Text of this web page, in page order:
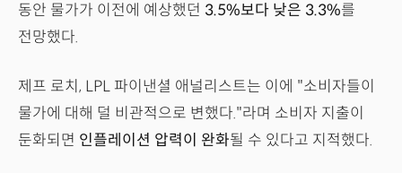
동안 물가가 이전에 예상했던 3.5%보다 낮은 3.3%를
전망했다.
제프 로치, LPL 파이낸셜 애널리스트는 이에 "소비자들이
물가에 대해 덜 비관적으로 변했다."라며 소비자 지출이
둔화되면 인플레이션 압력이 완화될 수 있다고 지적했다.